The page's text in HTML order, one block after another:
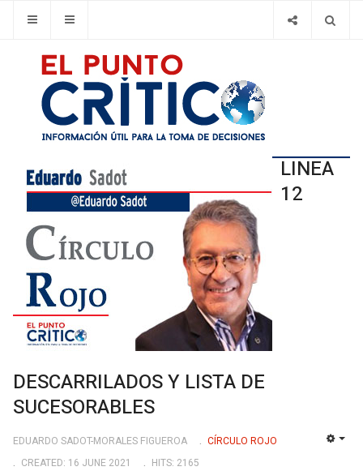
LINEA
12
DESCARRILADOS Y LISTA DE
SUCESORABLES
EDUARDO SADOT-MORALES FIGUEROA
CÍRCULO ROJO
CREATED: 16 JUNE 2021
HITS: 2165